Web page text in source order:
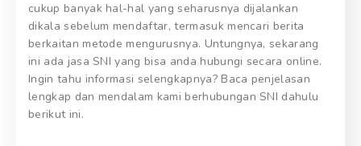
cukup banyak hal-hal yang seharusnya dijalankan
dikala sebelum mendaftar, termasuk mencari berita
berkaitan metode mengurusnya. Untungnya, sekarang
ini ada jasa SNI yang bisa anda hubungi secara online.
Ingin tahu informasi selengkapnya? Baca penjelasan
lengkap dan mendalam kami berhubungan SNI dahulu
berikut ini.